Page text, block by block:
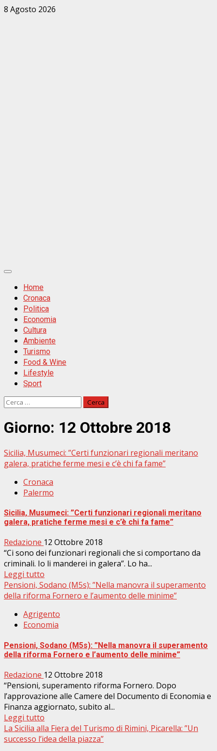
Zum
8 Agosto 2026
Primäres
MenüHome
Cronaca
Politica
Economia
Cultura
Ambiente
Turismo
Food & Wine
Lifestyle
Sport
Ricerca
Giorno: 12 Ottobre 2018
Sicilia, Musumeci: ”Certi funzionari regionali meritano
galera, pratiche ferme mesi e c’è chi fa fame”
Cronaca
Palermo
Sicilia, Musumeci: ”Certi funzionari regionali meritano
galera, pratiche ferme mesi e c’è chi fa fame”
Redazione 12 Ottobre 2018
“Ci sono dei funzionari regionali che si comportano da
criminali. Io li manderei in galera”. Lo ha...
Leggi tutto
Pensioni, Sodano (M5s): ”Nella manovra il superamento
della riforma Fornero e l’aumento delle minime”
Agrigento
Economia
Pensioni, Sodano (M5s): ”Nella manovra il superamento
della riforma Fornero e l’aumento delle minime”
Redazione 12 Ottobre 2018
“Pensioni, superamento riforma Fornero. Dopo
l’approvazione alle Camere del Documento di Economia e
Finanza aggiornato, subito al...
Leggi tutto
La Sicilia alla Fiera del Turismo di Rimini, Picarella: ”Un
successo l’idea della piazza”